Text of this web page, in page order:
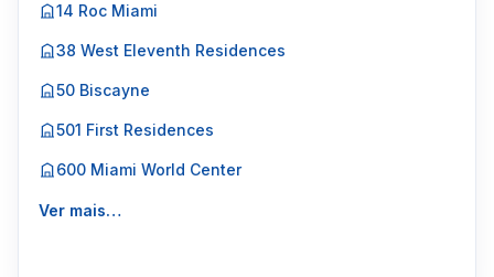
14 Roc Miami
38 West Eleventh Residences
50 Biscayne
501 First Residences
600 Miami World Center
Ver mais…